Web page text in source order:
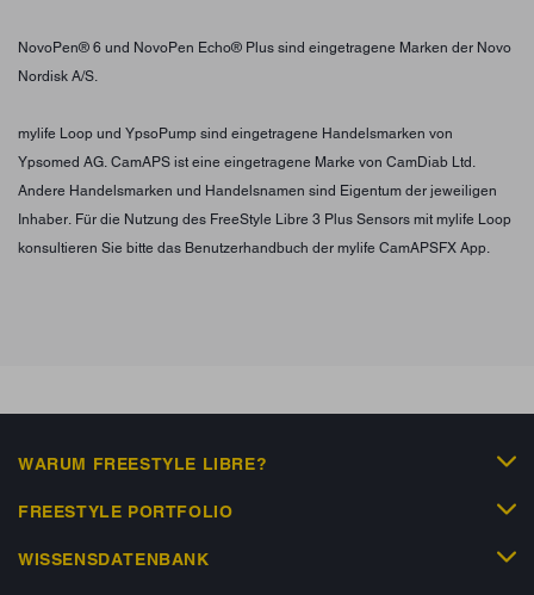
NovoPen® 6 und NovoPen Echo® Plus sind eingetragene Marken der Novo
Nordisk A/S.
mylife Loop und YpsoPump sind eingetragene Handelsmarken von
Ypsomed AG. CamAPS ist eine eingetragene Marke von CamDiab Ltd.
Andere Handelsmarken und Handelsnamen sind Eigentum der jeweiligen
Inhaber. Für die Nutzung des FreeStyle Libre 3 Plus Sensors mit mylife Loop
konsultieren Sie bitte das Benutzerhandbuch der mylife CamAPSFX App.
WARUM FREESTYLE LIBRE?
FREESTYLE PORTFOLIO
WISSENSDATENBANK